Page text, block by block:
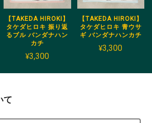
【TAKEDA HIROKI】
タケダヒロキ 振り返
るブル バンダナハン
カチ
¥3,300
【TAKEDA HIROKI】
タケダヒロキ 青ウサ
ギ バンダナハンカチ
¥3,300
て